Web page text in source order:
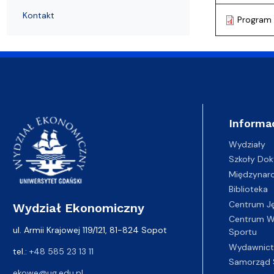
Program
Kontakt
Wydział Ekonomiczny
ul. Armii Krajowej 119/121, 81-824 Sopot
tel.: +48 585 23 13 11
Wydziały
Szkoły
Biblioteka
Centrum
Centrum
Sportu
Samorząd